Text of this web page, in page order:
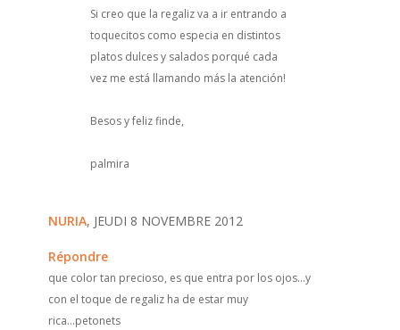
Si creo que la regaliz va a ir entrando a
toquecitos como especia en distintos
platos dulces y salados porqué cada
vez me está llamando más la atención!
Besos y feliz finde,
palmira
NURIA, JEUDI 8 NOVEMBRE 2012
Répondre
que color tan precioso, es que entra por los ojos...y
con el toque de regaliz ha de estar muy
rica...petonets